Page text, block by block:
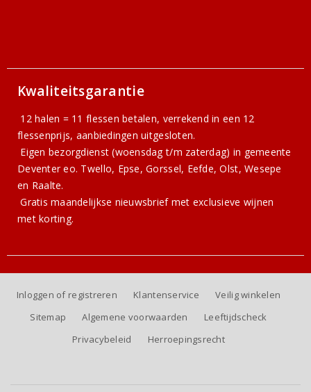
Kwaliteitsgarantie
12 halen = 11 flessen betalen, verrekend in een 12
flessenprijs, aanbiedingen uitgesloten.
Eigen bezorgdienst (woensdag t/m zaterdag) in gemeente
Deventer eo. Twello, Epse, Gorssel, Eefde, Olst, Wesepe
en Raalte.
Gratismaandelijkse nieuwsbriefmet exclusieve wijnen
met korting.
Inloggen of registreren Klantenservice
Veilig winkelen
Sitemap
Algemene voorwaarden
Leeftijdscheck
Privacybeleid
Herroepingsrecht